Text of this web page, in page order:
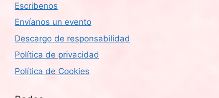
Escribenos
Envíanos un evento
Descargo de responsabilidad
Política de privacidad
Política de Cookies